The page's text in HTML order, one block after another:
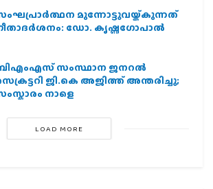
മുന്നോട്ടുവയ്ക്കുന്നത്
ഡോ. കൃഷ്ണഗോപാല്‍
സംസ്ഥാന ജനറൽ
ജി.കെ അജിത്ത് അന്തരിച്ചു;
നാളെ
LOAD MORE